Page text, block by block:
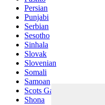
Persian
Punjabi
Serbian
Sesotho
Sinhala
Slovak
Slovenian
Somali
Samoan
Scots Gaelic
Shona